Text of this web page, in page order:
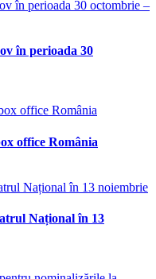
în perioada 30
office România
Național în 13